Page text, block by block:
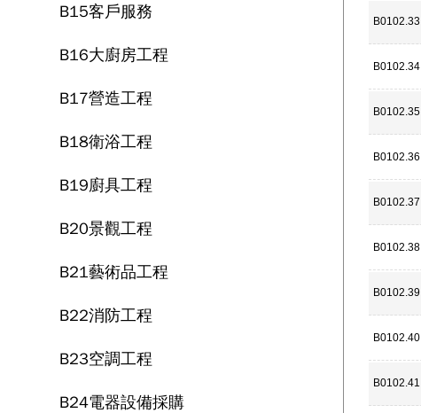
B15客戶服務
B16大廚房工程
B17營造工程
B18衛浴工程
B19廚具工程
B20景觀工程
B21藝術品工程
B22消防工程
B23空調工程
B24電器設備採購
B0102.33
B0102.34
B0102.35
B0102.36
B0102.37
B0102.38
B0102.39
B0102.40
B0102.41